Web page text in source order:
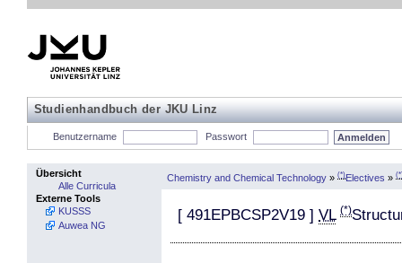
Studienhandbuch der JKU Linz
Benutzername Passwort
Übersicht
Alle Curricula
Externe Tools
KUSSS
Auwea NG
Chemistry and Chemical Technology » (*)Electives »
[ 491EPBCSP2V19 ] VL (*)